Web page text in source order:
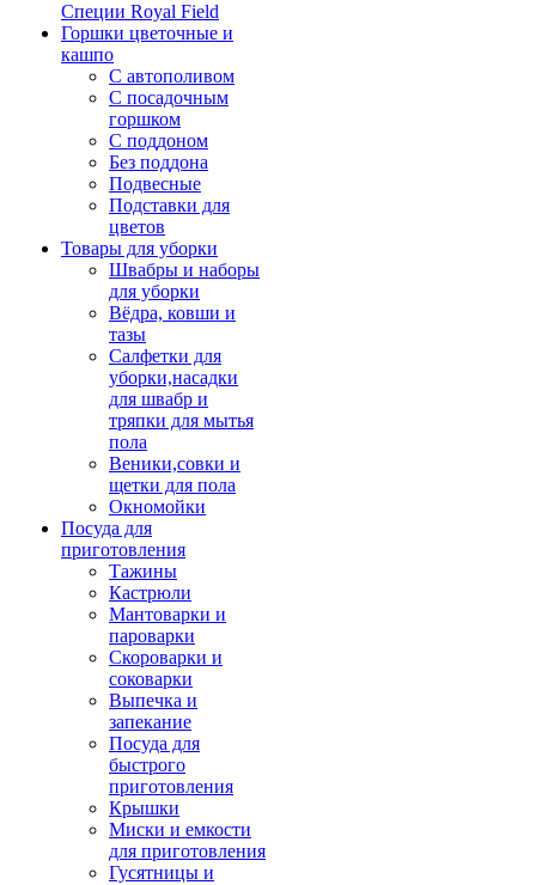
Специи Royal Field
Горшки цветочные и
кашпо
С автополивом
С посадочным
горшком
С поддоном
Без поддона
Подвесные
Подставки для
цветов
Товары для уборки
Швабры и наборы
для уборки
Вёдра, ковши и
тазы
Салфетки для
уборки,насадки
для швабр и
тряпки для мытья
пола
Веники,совки и
щетки для пола
Окномойки
Посуда для
приготовления
Тажины
Кастрюли
Мантоварки и
пароварки
Скороварки и
соковарки
Выпечка и
запекание
Посуда для
быстрого
приготовления
Крышки
Миски и емкости
для приготовления
Гусятницы и